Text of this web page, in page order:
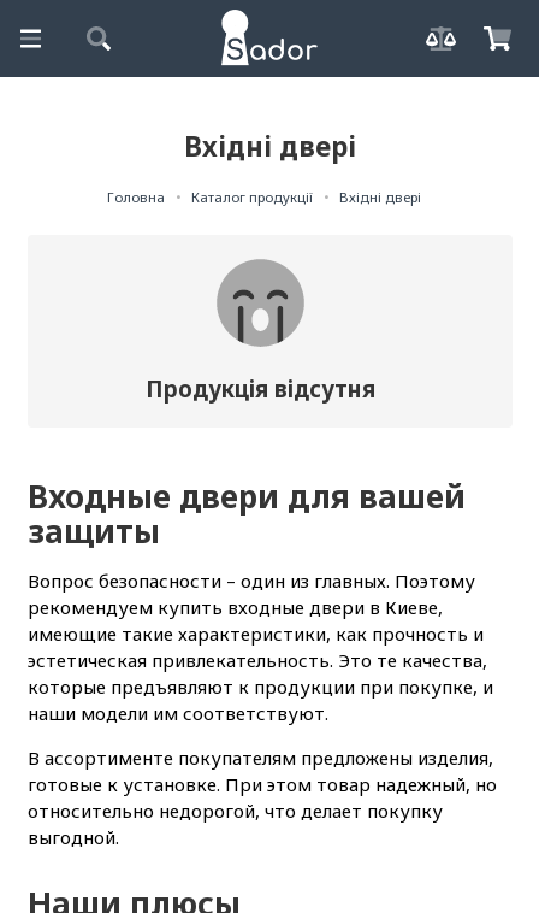
Вхідні двері
Головна Каталог продукції Вхідні двері
Продукція відсутня
Входные двери для вашей
защиты
Вопрос безопасности – один из главных. Поэтому
рекомендуем купить входные двери в Киеве,
имеющие такие характеристики, как прочность и
эстетическая привлекательность. Это те качества,
которые предъявляют к продукции при покупке, и
наши модели им соответствуют.
В ассортименте покупателям предложены изделия,
готовые к установке. При этом товар надежный, но
относительно недорогой, что делает покупку
выгодной.
Наши плюсы